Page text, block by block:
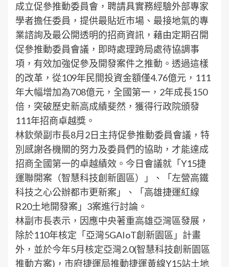
成立促參推動委員會，聘請具實務經驗外部專家
學者擔任委員，提供最貼近市場、最接地氣的專
業諮詢及最公開透明的招商資訊，藉由定期召開
促參推動委員會議，即時處理跨局處待協調事
項，有效加強促參及開發案件之推動。透過這樣
的改革，從109年民間投資金額僅4.76億元，111
年大幅增加為708億元，全國第一，2年成長150
倍，突破歷史新高成績斐然，獲得行政院頒發
111年招商卓越獎。
林欽榮副市長8月2日主持促參推動委員會議，特
別感謝各機關的努力及委員們的協助，才能達成
招商全國第一的卓越績效。今日會議就「Y15捷
運聯開案（智慧科技創新園區）」、「左營高鐵
科技之心公辦都市更新案」、「高雄捷運紅線
R20土地開發案」3案進行討論。
林副市長表示，因應中央著重高雄亞灣區發展，
除於110年核定「亞灣5GAIoT創新園區」計畫
外，並於今年5月核定亞灣2.0(智慧科技創新園區
推動方案)，市府捷運局推動捷運黃線Y15站土地